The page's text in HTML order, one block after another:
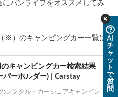
バンライフをオススメしてみ
※）のキャンピングカー一覧は
のキャンピングカー検索結果
パーホルダー) | Carstay
レンタル・カーシェアキャンピン
AI
チ
ャ
ッ
ト
で
質
問